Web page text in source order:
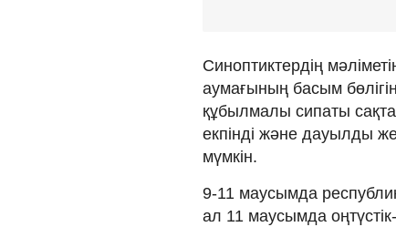
Синоптиктердің
аумағының басым
құбылмалы сипаты
екпінді және дауылды
мүмкін.
9-11 маусымда
ал 11 маусымда